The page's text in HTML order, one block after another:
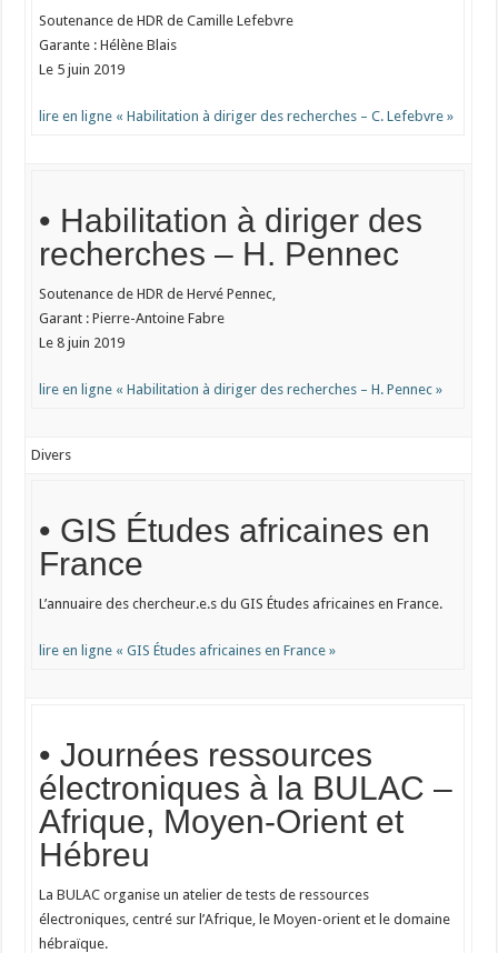
Soutenance de HDR de Camille Lefebvre
Garante : Hélène Blais
Le 5 juin 2019
lire en ligne « Habilitation à diriger des recherches – C. Lefebvre »
• Habilitation à diriger des
recherches – H. Pennec
Soutenance de HDR de Hervé Pennec,
Garant : Pierre-Antoine Fabre
Le 8 juin 2019
lire en ligne « Habilitation à diriger des recherches – H. Pennec »
Divers
• GIS Études africaines en
France
L’annuaire des chercheur.e.s du GIS Études africaines en France.
lire en ligne « GIS Études africaines en France »
• Journées ressources
électroniques à la BULAC –
Afrique, Moyen-Orient et
Hébreu
La BULAC organise un atelier de tests de ressources
électroniques, centré sur l’Afrique, le Moyen-orient et le domaine
hébraïque.